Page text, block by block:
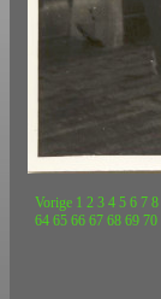
Vorige 1 2 3 4 5 6 7 8
64 65 66 67 68 69 70